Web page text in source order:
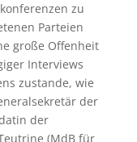
zu
Parteien
große Offenheit
Interviews
zustande, wie
der
der
(MdB für